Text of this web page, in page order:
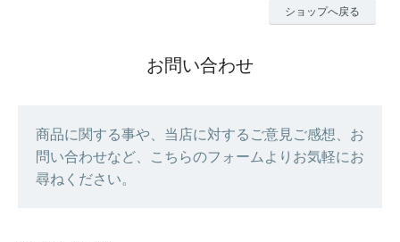
ショップへ戻る
お問い合わせ
商品に関する事や、当店に対するご意見ご感想、お
問い合わせなど、こちらのフォームよりお気軽にお
尋ねください。